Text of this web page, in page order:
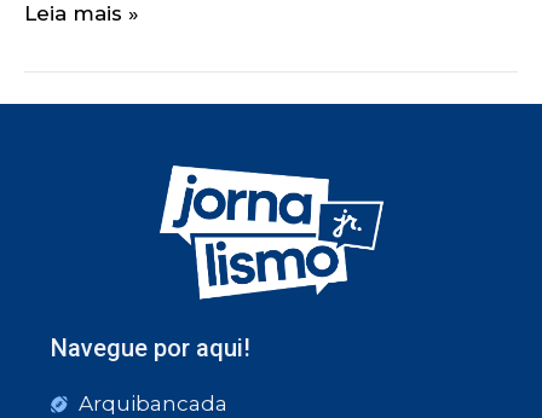
Leia mais »
Navegue por aqui!
Arquibancada